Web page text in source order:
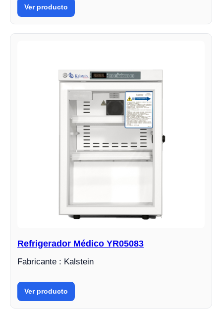
Ver producto
Refrigerador Médico YR05083
Fabricante : Kalstein
Ver producto